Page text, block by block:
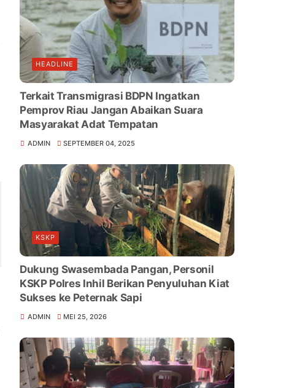
HEADLINE
Terkait Transmigrasi BDPN Ingatkan
Pemprov Riau Jangan Abaikan Suara
Masyarakat Adat Tempatan
ADMIN SEPTEMBER 04, 2025
KSKP
Dukung Swasembada Pangan, Personil
KSKP Polres Inhil Berikan Penyuluhan Kiat
Sukses ke Peternak Sapi
ADMIN MEI 25, 2026